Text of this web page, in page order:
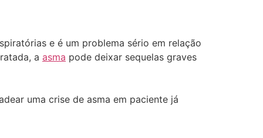
e é um problema sério em relação
a asma pode deixar sequelas graves
uma crise de asma em paciente já